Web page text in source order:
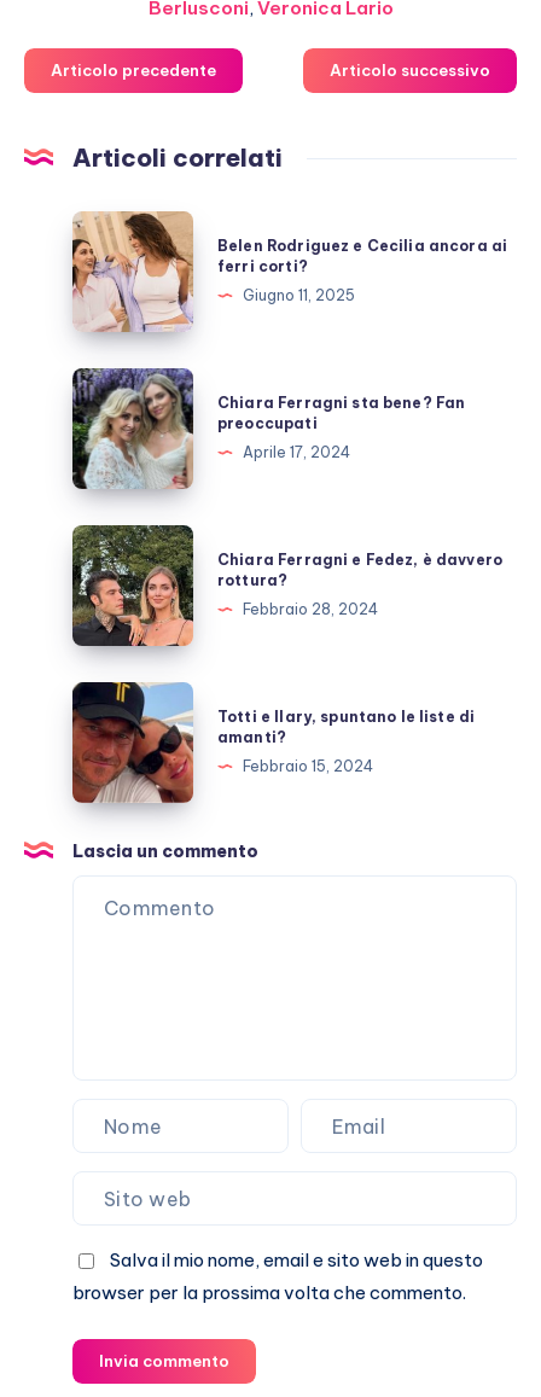
Berlusconi, Veronica Lario
Articolo precedente Articolo successivo
Articoli correlati
Belen
Rodriguez
e
Cecilia
ancora
ai
ferri
corti?
Belen Rodriguez e Cecilia ancora ai
ferri corti?
Giugno 11, 2025
Chiara
Ferragni
sta
bene?
Fan
preoccupati
Chiara Ferragni sta bene? Fan
preoccupati
Aprile 17, 2024
Chiara
Ferragni
e
Fedez,
davvero
rottura?
Chiara Ferragni e Fedez, è davvero
rottura?
Febbraio 28, 2024
Totti
e
Ilary,
spuntano
liste
di
amanti?
Totti e Ilary, spuntano le liste di
amanti?
Febbraio 15, 2024
Lascia un commento
Salva il mio nome, email e sito web in questo
browser per la prossima volta che commento.
Invia commento